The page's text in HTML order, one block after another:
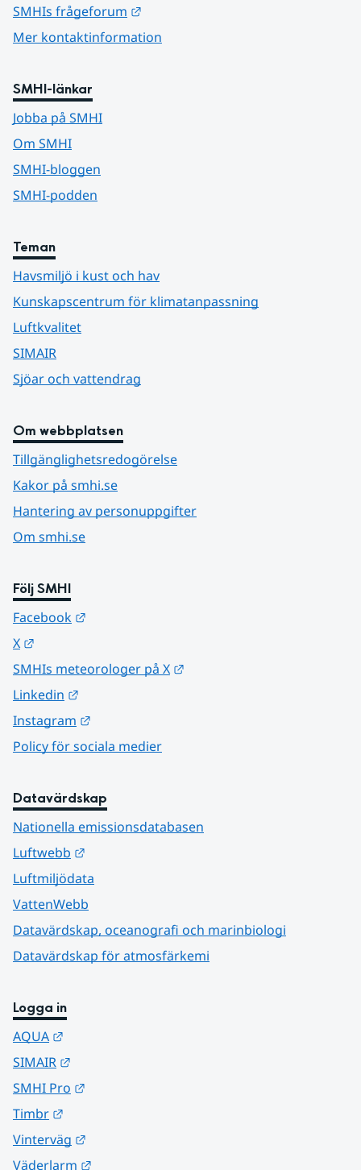
SMHIs frågeforum
Mer kontaktinformation
SMHI-länkar
Jobba på SMHI
Om SMHI
SMHI-bloggen
SMHI-podden
Teman
Havsmiljö i kust och hav
Kunskapscentrum för klimatanpassning
Luftkvalitet
SIMAIR
Sjöar och vattendrag
Om webbplatsen
Tillgänglighetsredogörelse
Kakor på smhi.se
Hantering av personuppgifter
Om smhi.se
Följ SMHI
Facebook
X
SMHIs meteorologer på X
Linkedin
Instagram
Policy för sociala medier
Datavärdskap
Nationella emissionsdatabasen
Luftwebb
Luftmiljödata
VattenWebb
Datavärdskap, oceanografi och marinbiologi
Datavärdskap för atmosfärkemi
Logga in
AQUA
SIMAIR
SMHI Pro
Timbr
Vinterväg
Väderlarm